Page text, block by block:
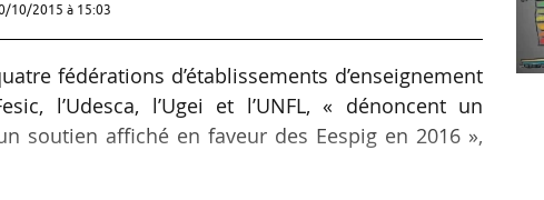
10/2015 à 15:03
fédérations d’établissements d’enseignement
l’Udesca, l’Ugei et l’UNFL, « dénoncent un
soutien affiché en faveur des Eespig en 2016 »,